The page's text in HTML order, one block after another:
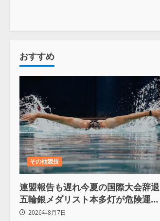
おすすめ
その他競技
連盟報告も遅れ今夏の国際大会辞退
五輪銀メダリスト本多灯が危険運転
致傷で起訴
2026年8月7日